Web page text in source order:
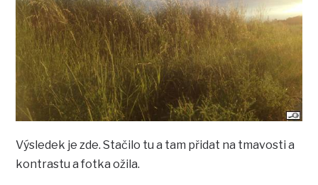
Výsledek je zde. Stačilo tu a tam přidat na tmavosti a
kontrastu a fotka ožila.